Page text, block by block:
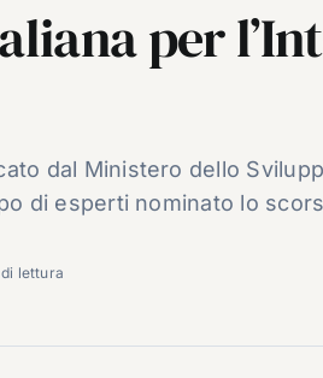
per
dal Ministero dello
di esperti nominato lo
lettura